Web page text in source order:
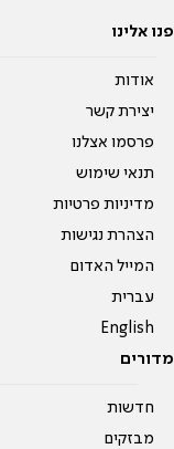
פנו אלינו
אודות
יצירת קשר
פרסמו אצלנו
תנאי שימוש
מדיניות פרטיות
הצהרת נגישות
המייל האדום
עברית
English
מדורים
חדשות
מבזקים